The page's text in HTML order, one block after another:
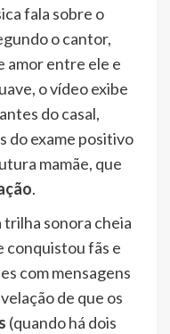
fala sobre o
o cantor,
amor entre ele e
o vídeo exibe
do casal,
do exame positivo
mamãe, que
.
trilha sonora cheia
conquistou fãs e
com mensagens
de que os
(quando há dois